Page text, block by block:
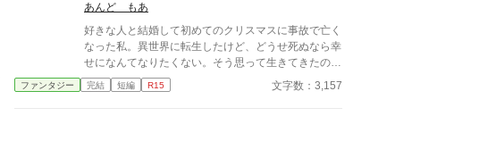
あんど もあ
好きな人と結婚して初めてのクリスマスに事故で亡く
なった私。異世界に転生したけど、どうせ死ぬなら幸
せになんてなりたくない。そう思って生きてきたのだ
けど……。
ファンタジー 完結 短編 R15 文字数：3,157